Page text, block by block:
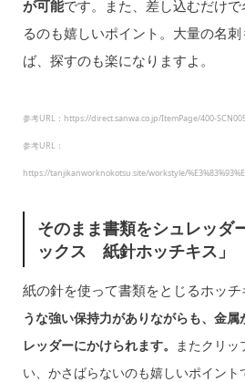
が可能です。また、差し込むだけ
るのも嬉しいポイント。大量の名
ば、探すのも楽になりますよ。
参考URL：https://direct.sanwa.co.jp/ItemPage/400-
参考URL：
https://tanjikanworknokotsu.site/workstyle/
そのまま書類をシュレッダ
ックス 紙針ホッチキス」
紙の針を使って書類をとじるホッチ
うな強い保持力がありながらも、金
レッダーにかけられます。 またクリッ
い、かさばらないのも嬉しいポイント